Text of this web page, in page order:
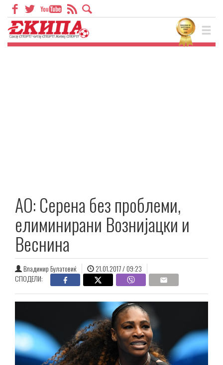
АО: Серена без проблеми,
елиминирани Вознијацки и
Веснина
Владимир Булатовиќ
21.01.2017 / 09:23
СПОДЕЛИ: